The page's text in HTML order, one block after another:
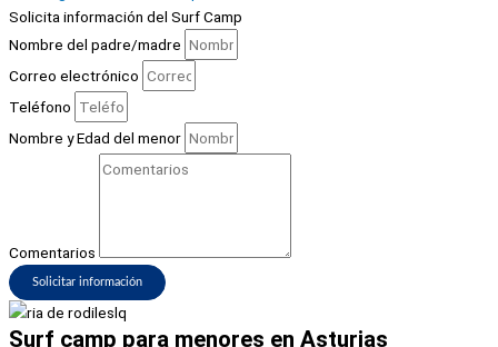
Solicita información del Surf Camp
Nombre del padre/madre
Correo electrónico
Teléfono
Nombre y Edad del menor
Comentarios
Solicitar información
Surf camp para menores en Asturias